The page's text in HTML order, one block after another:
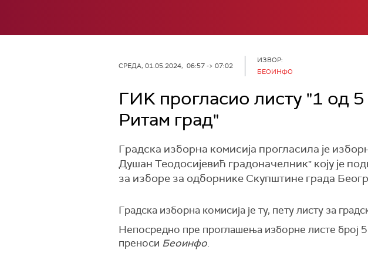
СРЕДА, 01.05.2024, 06:57 -> 07:02
ИЗВОР:
БЕОИНФО
ГИK прогласио листу "1 од
Ритам град"
Градска изборна комисија прогласила је
Душан Теодосијевић градоначелник" коју је
за изборе за одборнике Скупштине града
Градска изборна комисија је ту, пету листу за
Непосредно пре проглашења изборне листе број
преноси Беоинфо.